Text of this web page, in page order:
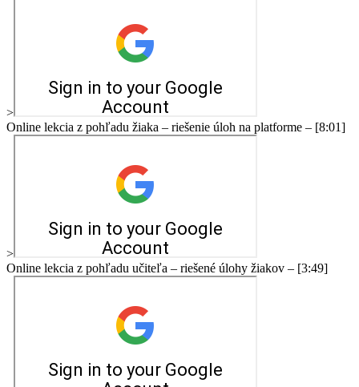
>
Online lekcia z pohľadu žiaka – riešenie úloh na platforme – [8:01]
>
Online lekcia z pohľadu učiteľa – riešené úlohy žiakov – [3:49]